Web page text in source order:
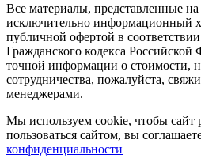
Все материалы, представленные на
исключительно информационный
публичной офертой в соответствии
Гражданского кодекса
точной информации о стоимости,
сотрудничества, пожалуйста,
менеджерами.
Мы используем cookie, чтобы сайт
пользоваться сайтом, вы
конфиденциальности